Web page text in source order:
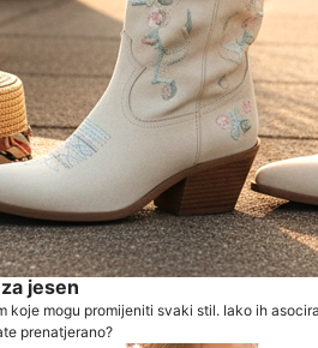
jesen
koje mogu promijeniti svaki stil. Iako ih
prenatjerano?